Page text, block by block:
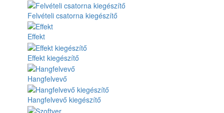
Felvételi csatorna kiegészítő
Effekt
Effekt kiegészítő
Hangfelvevő
Hangfelvevő kiegészítő